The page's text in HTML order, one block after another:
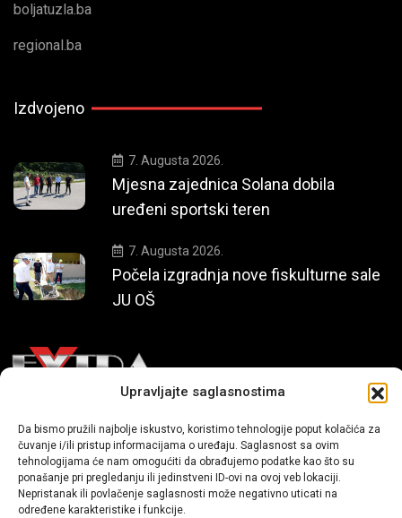
Upravljajte saglasnostima
Da bismo pružili najbolje iskustvo, koristimo tehnologije poput kolačića za
čuvanje i/ili pristup informacijama o uređaju. Saglasnost sa ovim
tehnologijama će nam omogućiti da obrađujemo podatke kao što su
ponašanje pri pregledanju ili jedinstveni ID-ovi na ovoj veb lokaciji.
Nepristanak ili povlačenje saglasnosti može negativno uticati na
određene karakteristike i funkcije.
boljatuzla.ba
regional.ba
Izdvojeno
7. Augusta 2026.
Mjesna zajednica Solana dobila
uređeni sportski teren
7. Augusta 2026.
Počela izgradnja nove fiskulturne sale
JU OŠ
Mi smo moderni portal zabavnog karaktera koji donosi vijesti i
priče iz života, svijeta showbiza, lifestyle-a i popularne kulture.